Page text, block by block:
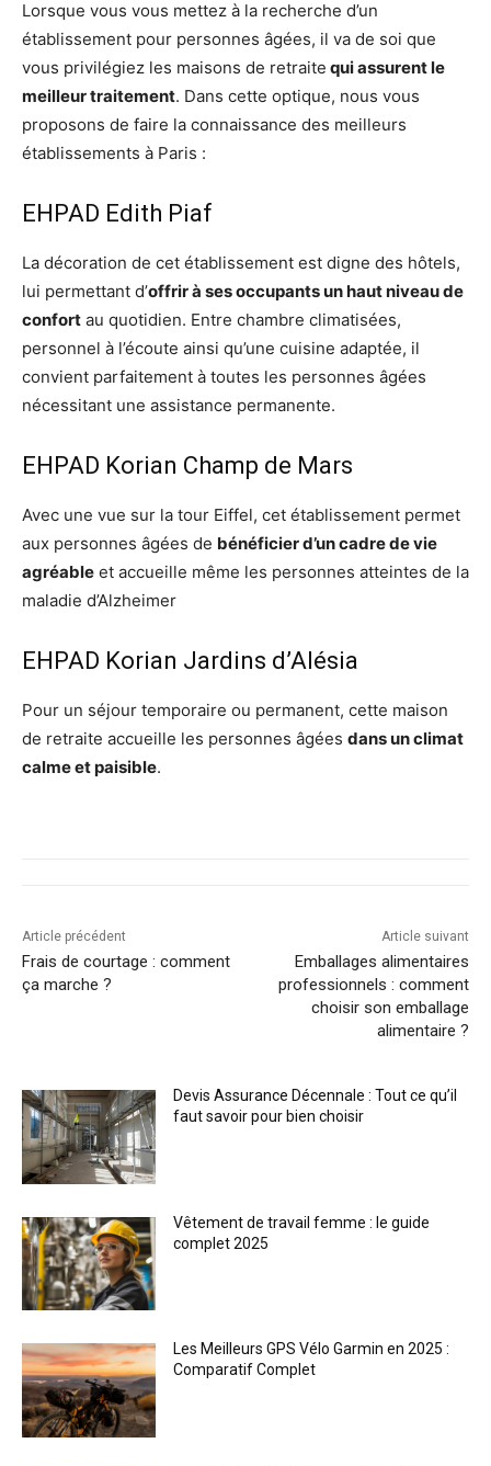
Lorsque vous vous mettez à la recherche d’un
établissement pour personnes âgées, il va de soi que
vous privilégiez les maisons de retraite qui assurent le
meilleur traitement. Dans cette optique, nous vous
proposons de faire la connaissance des meilleurs
établissements à Paris :
EHPAD Edith Piaf
La décoration de cet établissement est digne des hôtels,
lui permettant d’offrir à ses occupants un haut niveau de
confort au quotidien. Entre chambre climatisées,
personnel à l’écoute ainsi qu’une cuisine adaptée, il
convient parfaitement à toutes les personnes âgées
nécessitant une assistance permanente.
EHPAD Korian Champ de Mars
Avec une vue sur la tour Eiffel, cet établissement permet
aux personnes âgées de bénéficier d’un cadre de vie
agréable et accueille même les personnes atteintes de la
maladie d’Alzheimer
EHPAD Korian Jardins d’Alésia
Pour un séjour temporaire ou permanent, cette maison
de retraite accueille les personnes âgées dans un climat
calme et paisible.
Article précédent
Frais de courtage : comment
ça marche ?
Article suivant
Emballages alimentaires
professionnels : comment
choisir son emballage
alimentaire ?
Devis Assurance Décennale : Tout ce qu’il
faut savoir pour bien choisir
Vêtement de travail femme : le guide
complet 2025
Les Meilleurs GPS Vélo Garmin en 2025 :
Comparatif Complet